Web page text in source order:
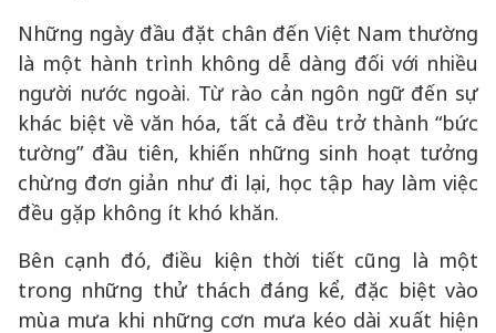
Những ngày đầu đặt chân đến Việt Nam thường
là một hành trình không dễ dàng đối với nhiều
người nước ngoài. Từ rào cản ngôn ngữ đến sự
khác biệt về văn hóa, tất cả đều trở thành “bức
tường” đầu tiên, khiến những sinh hoạt tưởng
chừng đơn giản như đi lại, học tập hay làm việc
đều gặp không ít khó khăn.
Bên cạnh đó, điều kiện thời tiết cũng là một
trong những thử thách đáng kể, đặc biệt vào
mùa mưa khi những cơn mưa kéo dài xuất hiện